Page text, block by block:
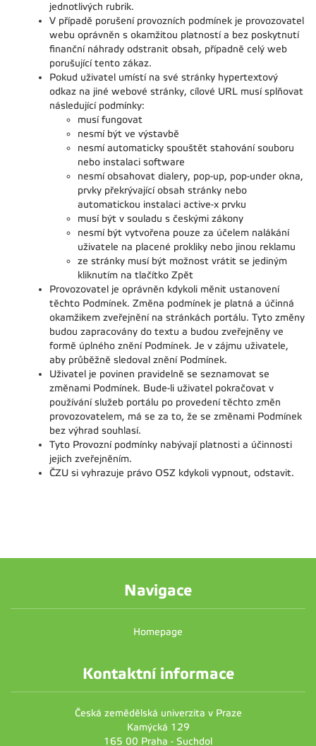
jednotlivých rubrik.
V případě porušení provozních podmínek je provozovatel
webu oprávněn s okamžitou platností a bez poskytnutí
finanční náhrady odstranit obsah, případně celý web
porušující tento zákaz.
Pokud uživatel umístí na své stránky hypertextový
odkaz na jiné webové stránky, cílové URL musí splňovat
následující podmínky:
musí fungovat
nesmí být ve výstavbě
nesmí automaticky spouštět stahování souboru
nebo instalaci software
nesmí obsahovat dialery, pop-up, pop-under okna,
prvky překrývající obsah stránky nebo
automatickou instalaci active-x prvku
musí být v souladu s českými zákony
nesmí být vytvořena pouze za účelem nalákání
uživatele na placené prokliky nebo jinou reklamu
ze stránky musí být možnost vrátit se jediným
kliknutím na tlačítko Zpět
Provozovatel je oprávněn kdykoli měnit ustanovení
těchto Podmínek. Změna podmínek je platná a účinná
okamžikem zveřejnění na stránkách portálu. Tyto změny
budou zapracovány do textu a budou zveřejněny ve
formě úplného znění Podmínek. Je v zájmu uživatele,
aby průběžně sledoval znění Podmínek.
Uživatel je povinen pravidelně se seznamovat se
změnami Podmínek. Bude-li uživatel pokračovat v
používání služeb portálu po provedení těchto změn
provozovatelem, má se za to, že se změnami Podmínek
bez výhrad souhlasí.
Tyto Provozní podmínky nabývají platnosti a účinnosti
jejich zveřejněním.
ČZU si vyhrazuje právo OSZ kdykoli vypnout, odstavit.
Navigace
Homepage
Kontaktní informace
Česká zemědělská univerzita v Praze
Kamýcká 129
165 00 Praha - Suchdol